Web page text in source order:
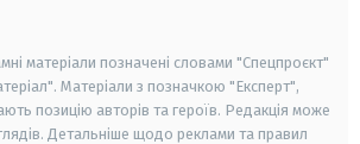
матеріали позначені словами "Спецпроєкт"
Матеріали з позначкою "Експерт",
позицію авторів та героїв. Редакція може
Детальніше щодо реклами та правил